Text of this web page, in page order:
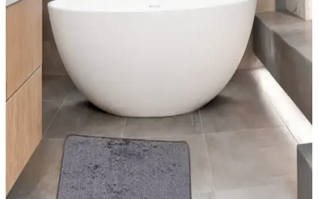
Halı ve kilimler, ev dekorasyonunda estetik ve fonksiyonel
unsurlardır. Doğru seçimler, yaşam alanlarınızı şık ve kullanışlı kılar.
Güncel trendler ve pratik önerilerle evinizi yenileyin.
Estetik ve Pratik Halı Dekorasyon Teknikleri İçin
Güncel Uygulama Yöntemleri ve Malzeme
Seçenekleri
Halıların dekorasyondaki önemi, renk ve doku uyumu, uygulama
teknikleri ve malzeme seçimleriyle mekanlara estetik ve
fonksiyonellik kazandırma yolları anlatılıyor.
Yatak Odası Dekorasyonunda Modern Halı
Modelleri ve Uygun Seçim İpuçları